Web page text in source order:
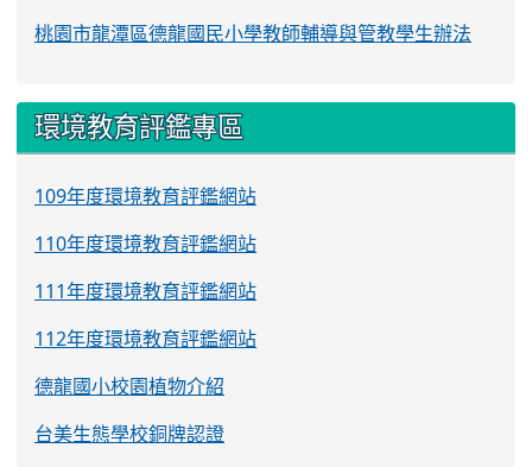
桃園市龍潭區德龍國民小學教師輔導與管教學生辦法
環境教育評鑑專區
109年度環境教育評鑑網站
110年度環境教育評鑑網站
111年度環境教育評鑑網站
112年度環境教育評鑑網站
德龍國小校園植物介紹
台美生態學校銅牌認證